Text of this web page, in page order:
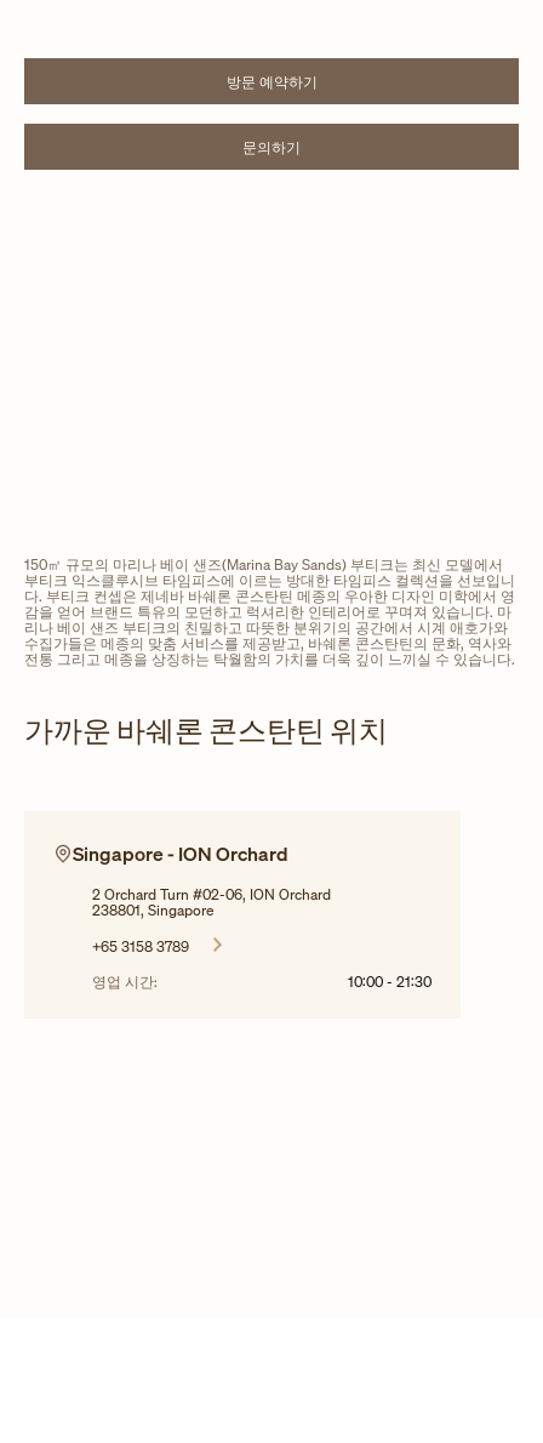
방문 예약하기LINK OPENS IN NEW TAB
문의하기LINK OPENS IN NEW TAB
150㎡ 규모의 마리나 베이 샌즈(Marina Bay Sands) 부티크는 최신 모델에서
부티크 익스클루시브 타임피스에 이르는 방대한 타임피스 컬렉션을 선보입니
다. 부티크 컨셉은 제네바 바쉐론 콘스탄틴 메종의 우아한 디자인 미학에서 영
감을 얻어 브랜드 특유의 모던하고 럭셔리한 인테리어로 꾸며져 있습니다. 마
리나 베이 샌즈 부티크의 친밀하고 따뜻한 분위기의 공간에서 시계 애호가와
수집가들은 메종의 맞춤 서비스를 제공받고, 바쉐론 콘스탄틴의 문화, 역사와
전통 그리고 메종을 상징하는 탁월함의 가치를 더욱 깊이 느끼실 수 있습니다.
가까운 바쉐론 콘스탄틴 위치
Singapore - ION Orchard
2 Orchard Turn #02-06, ION Orchard
238801, Singapore
+65 3158 3789
영업 시간:
10:00 - 21:30